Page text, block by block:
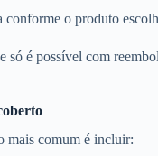
conforme o produto
só é possível com
mais comum é incluir: